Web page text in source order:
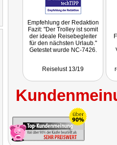
Empfehlung der Redaktion
Fazit: "Der Trolley ist somit
der ideale Reisebegleiter
für den nächsten Urlaub."
Getestet wurde NC-7426.
Reiselust 13/19